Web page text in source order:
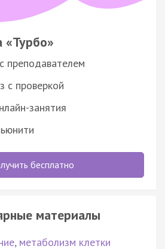
преподавателем
с проверкой
занятия
бесплатно
материалы
метаболизм клетки